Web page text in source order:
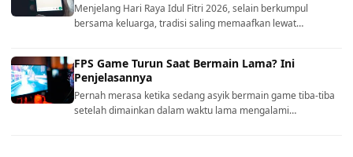
Menjelang Hari Raya Idul Fitri 2026, selain berkumpul
bersama keluarga, tradisi saling memaafkan lewat…
FPS Game Turun Saat Bermain Lama? Ini
Penjelasannya
Pernah merasa ketika sedang asyik bermain game tiba-tiba
setelah dimainkan dalam waktu lama mengalami…